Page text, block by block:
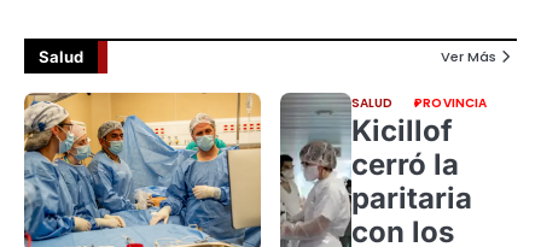
Salud Ver Más
SALUD PROVINCIA
Kicillof
cerró la
paritaria
con los